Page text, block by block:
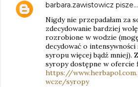
barbara.zawistowicz pisze…
Nigdy nie przepadałam za
zdecydowanie bardziej
rozrobione w wodzie
decydować o intensywności
syropu więcej bądź mniej).
syropy dostępne w ofercie
https://
wcze/syropy